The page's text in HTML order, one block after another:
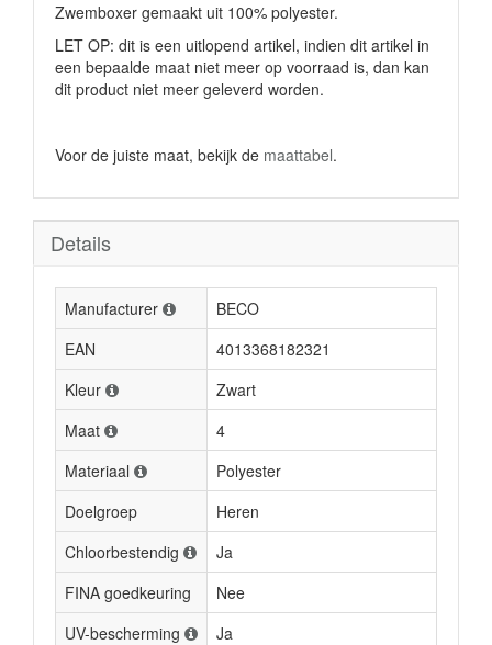
Zwemboxer gemaakt uit 100% polyester.
LET OP: dit is een uitlopend artikel, indien dit artikel in
een bepaalde maat niet meer op voorraad is, dan kan
dit product niet meer geleverd worden.
Voor de juiste maat, bekijk de maattabel.
Details
Manufacturer
BECO
EAN
4013368182321
Kleur
Zwart
Maat
4
Materiaal
Polyester
Doelgroep
Heren
Chloorbestendig
Ja
FINA goedkeuring
Nee
UV-bescherming
Ja